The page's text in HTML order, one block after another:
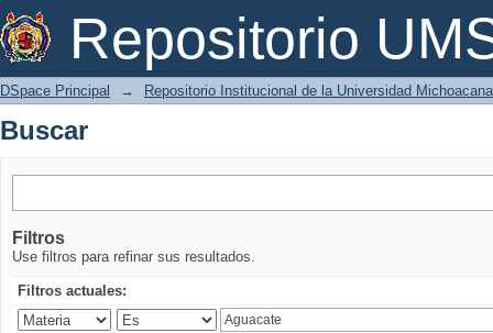
Repositorio
Buscar
DSpace Principal → Repositorio Institucional de la Universidad
Buscar
Filtros
Use filtros para refinar sus resultados.
Filtros actuales: